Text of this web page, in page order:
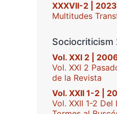
XXXVII-2 | 2023
Multitudes
Vol. XXI 2 |
Vol. XXI 2
de la Revista
Vol. XXII 1-2 |
Vol. XXII 1-2